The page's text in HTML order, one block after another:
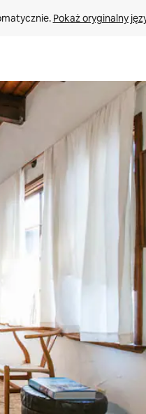
Pokaż oryginalny
dół lub przeglądać je za